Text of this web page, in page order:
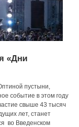
«Дни
пустыни,
событие в этом году
свыше 43 тысяч
лет, станет
во Введенском